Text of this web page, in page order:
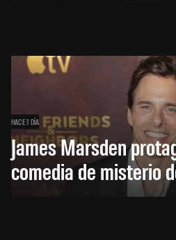
HACE 1 DÍA
James Marsden
comedia de misterio